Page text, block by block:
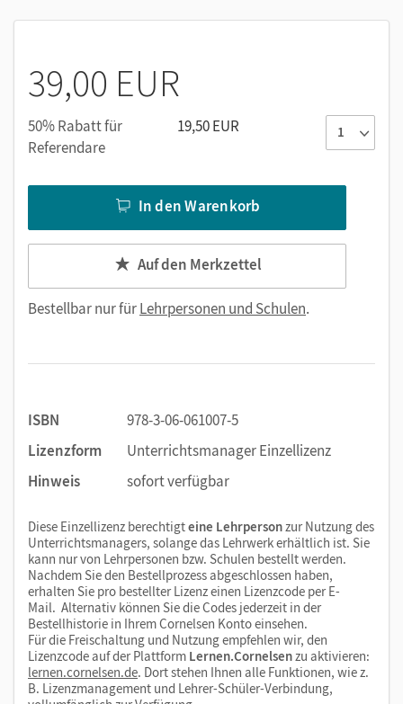
39,00 EUR
50% Rabatt für
Referendare
19,50 EUR
In den Warenkorb
Auf den Merkzettel
Bestellbar nur fürLehrpersonen und Schulen.
ISBN
978-3-06-061007-5
Lizenzform
Unterrichtsmanager Einzellizenz
Hinweis
sofort verfügbar
Diese Einzellizenz berechtigteine Lehrpersonzur Nutzung des
Unterrichtsmanagers, solange das Lehrwerk erhältlich ist. Sie
kann nur von Lehrpersonen bzw. Schulen bestellt werden.
Nachdem Sie den Bestellprozess abgeschlossen haben,
erhalten Sie pro bestellter Lizenz einen Lizenzcode per E-
Mail. Alternativ können Sie die Codes jederzeit in der
Bestellhistorie in Ihrem Cornelsen Konto einsehen.
Für die Freischaltung und Nutzung empfehlen wir, den
Lizenzcode auf der Plattform Lernen.Cornelsenzu aktivieren:
lernen.cornelsen.de. Dort stehen Ihnen alle Funktionen, wie z.
B. Lizenzmanagement und Lehrer-Schüler-Verbindung,